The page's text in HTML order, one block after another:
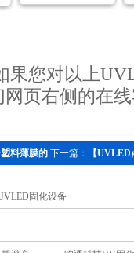
果您对以上
页右侧的在
下一篇： 【
料薄膜的
固化设备